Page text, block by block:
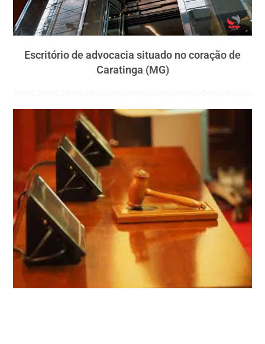
Escritório de advocacia situado no coração de
Caratinga (MG)